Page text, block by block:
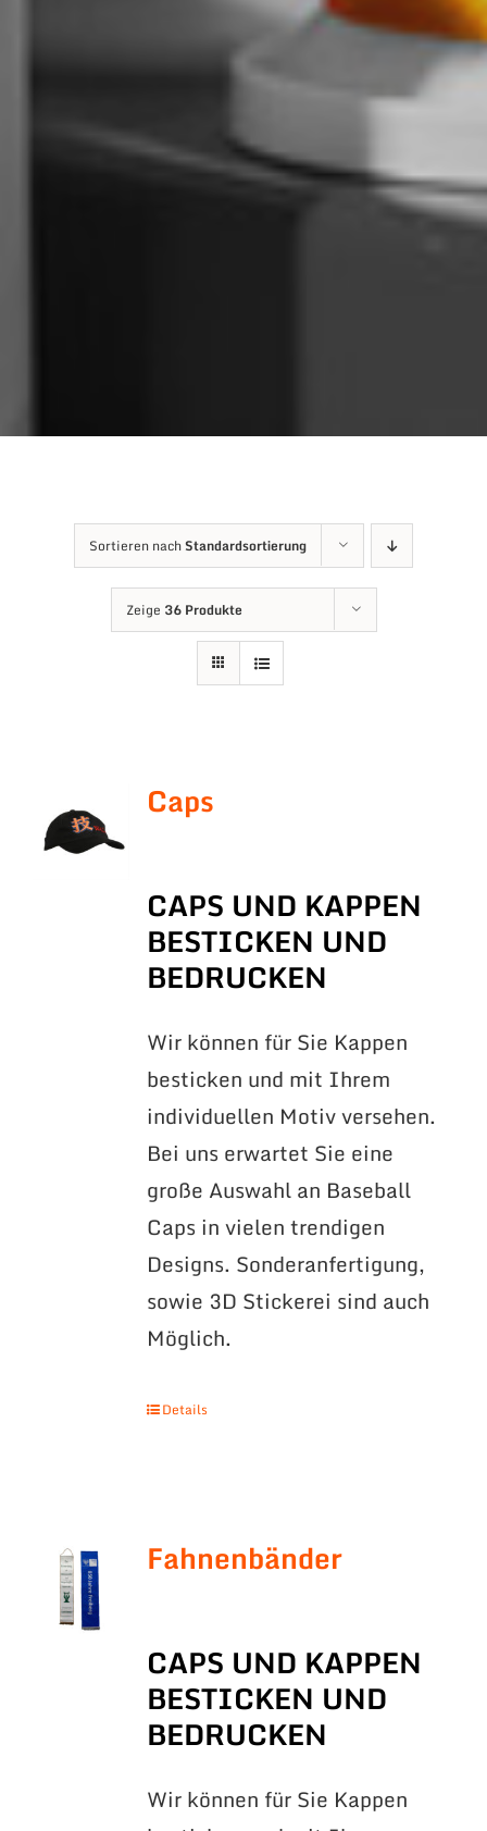
Sortieren nachStandardsortierung
Zeige 36 Produkte
Caps
CAPS UND KAPPEN
BESTICKEN UND
BEDRUCKEN
Wir können für Sie Kappen
besticken und mit Ihrem
individuellen Motiv versehen.
Bei uns erwartet Sie eine
große Auswahl an Baseball
Caps in vielen trendigen
Designs. Sonderanfertigung,
sowie 3D Stickerei sind auch
Möglich.
Details
Fahnenbänder
CAPS UND KAPPEN
BESTICKEN UND
BEDRUCKEN
Wir können für Sie Kappen